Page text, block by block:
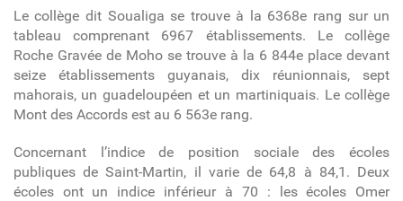
Le collège dit Soualiga se trouve à la 6368e rang sur un
tableau comprenant 6967 établissements. Le collège
Roche Gravée de Moho se trouve à la 6 844e place devant
seize établissements guyanais, dix réunionnais, sept
mahorais, un guadeloupéen et un martiniquais. Le collège
Mont des Accords est au 6 563erang.
Concernant l’indice de position sociale des écoles
publiques de Saint-Martin, il varie de 64,8 à 84,1. Deux
écoles ont un indice inférieur à 70 : les écoles Omer